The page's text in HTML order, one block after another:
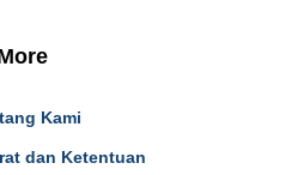
Kami
dan Ketentuan